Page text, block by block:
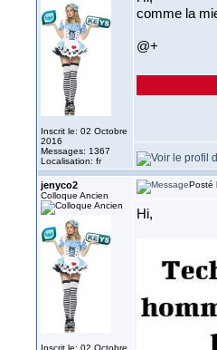
Inscrit le: 02 Octobre
2016
Messages: 1367
Localisation: fr
comme la
@+
jenyco2
Colloque Ancien
Inscrit le: 02 Octobre
Posté
Hi,